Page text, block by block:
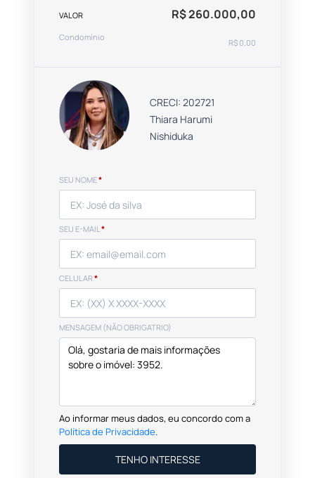
VALOR R$ 260.000,00
Condomínio
R$ 0,00
CRECI: 202721
Thiara Harumi
Nishiduka
SEU NOME*
SEU E-MAIL*
CELULAR *
MENSAGEM (NÃO OBRIGATRIO)
Ao informar meus dados, eu concordo com a
Política de Privacidade.
TENHO INTERESSE